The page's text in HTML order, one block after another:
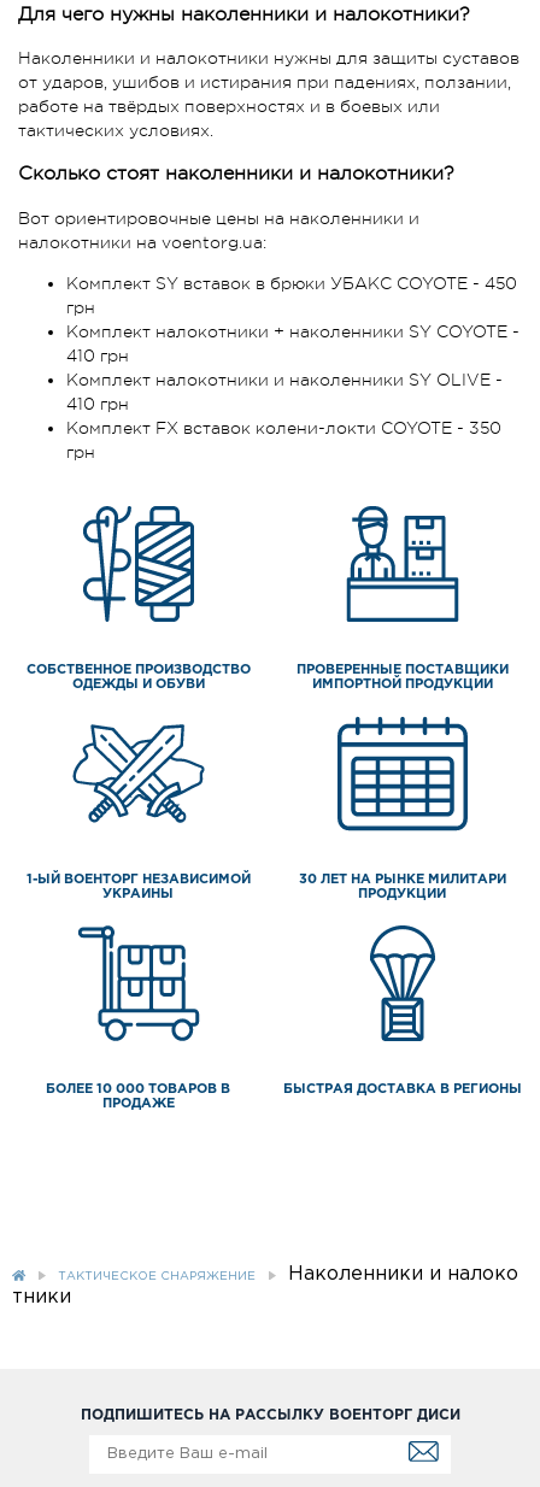
Для чего нужны наколенники и налокотники?
Наколенники и налокотники нужны для защиты суставов
от ударов, ушибов и истирания при падениях, ползании,
работе на твёрдых поверхностях и в боевых или
тактических условиях.
Сколько стоят наколенники и налокотники?
Вот ориентировочные цены на наколенники и
налокотники на voentorg.ua:
Комплект SY вставок в брюки УБАКС COYOTE - 450
грн
Комплект налокотники + наколенники SY COYOTE -
410 грн
Комплект налокотники и наколенники SY OLIVE -
410 грн
Комплект FX вставок колени-локти COYOTE - 350
грн
СОБСТВЕННОЕ ПРОИЗВОДСТВО
ОДЕЖДЫ И ОБУВИ
ПРОВЕРЕННЫЕ ПОСТАВЩИКИ
ИМПОРТНОЙ ПРОДУКЦИИ
1-ЫЙ ВОЕНТОРГ НЕЗАВИСИМОЙ
УКРАИНЫ
30 ЛЕТ НА РЫНКЕ МИЛИТАРИ
ПРОДУКЦИИ
БОЛЕЕ 10 000 ТОВАРОВ В
ПРОДАЖЕ
БЫСТРАЯ ДОСТАВКА В РЕГИОНЫ
ТАКТИЧЕСКОЕ СНАРЯЖЕНИЕ
Наколенники и налоко
тники
ПОДПИШИТЕСЬ НА РАССЫЛКУ ВОЕНТОРГ ДИСИ